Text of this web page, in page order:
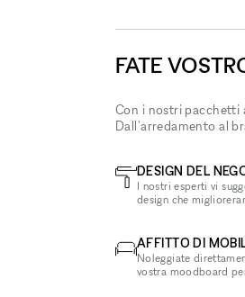
FATE
Con i nostri pacchetti
Dall'arredamento al
DESIGN DEL
I nostri esperti vi
design che
AFFITTO DI
Noleggiate
vostra moodboard